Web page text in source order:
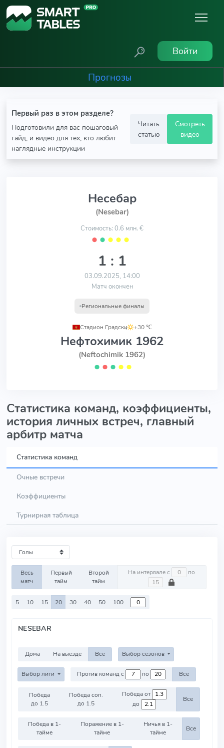
Войти
Прогнозы
Первый раз в этом разделе?
Подготовили для вас пошаговый
гайд, и видео для тех, кто любит
наглядные инструкции
Читать
статью
Смотреть
видео
Несебар
(Nesebar)
Стоимость: 0.6 млн. €
⬤ ⬤ ⬤ ⬤ ⬤
1 : 1
03.09.2025, 14:00
Матч окончен
Региональные финалы
Стадион Градски
, +30 ℃
Нефтохимик 1962
(Neftochimik 1962)
⬤ ⬤ ⬤ ⬤ ⬤
Статистика команд, коэффициенты,
история личных встреч, главный
арбитр матча
Статистика команд
Очные встречи
Коэффициенты
Турнирная таблица
Весь
матч
Первый
тайм
Второй
тайм
На интервале с по
5 10 15 20 30 40 50 100
NESEBAR
Дома На выезде Все Выбор сезонов
Выбор лиги Против команд с по Все
Победа
до 1.5
Победа соп.
до 1.5
Победа от
до
Все
Победа в 1-
тайме
Поражение в 1-
тайме
Ничья в 1-
тайме
Все